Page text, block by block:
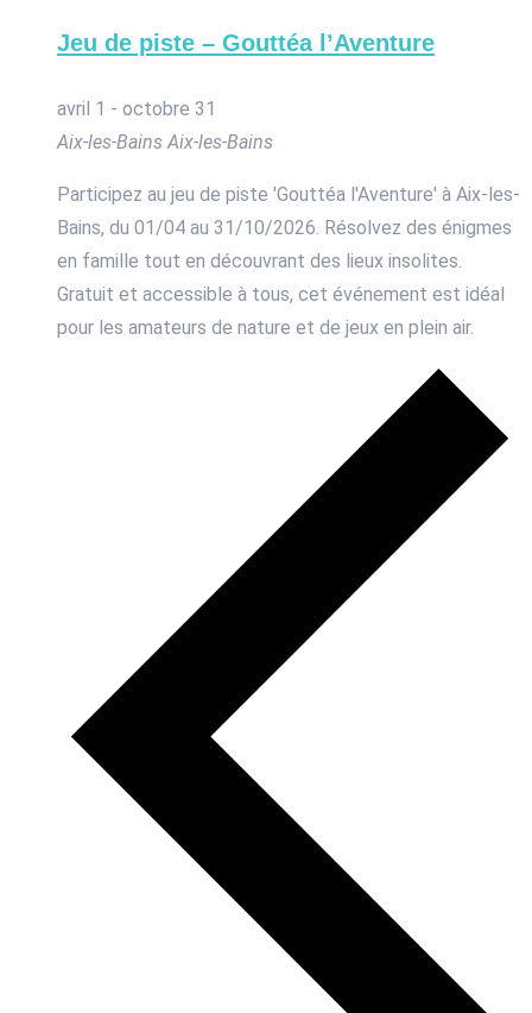
Jeu de piste – Gouttéa l’Aventure
avril 1 - octobre 31
Aix-les-BainsAix-les-Bains
Participez au jeu de piste 'Gouttéa l'Aventure' à Aix-les-
Bains, du 01/04 au 31/10/2026. Résolvez des énigmes
en famille tout en découvrant des lieux insolites.
Gratuit et accessible à tous, cet événement est idéal
pour les amateurs de nature et de jeux en plein air.